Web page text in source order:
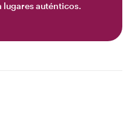
lugares auténticos.